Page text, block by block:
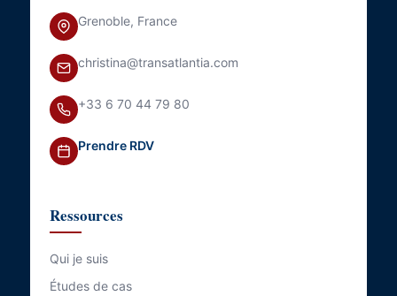
Grenoble, France
christina@transatlantia.com
+33 6 70 44 79 80
Prendre RDV
Ressources
Qui je suis
Études de cas